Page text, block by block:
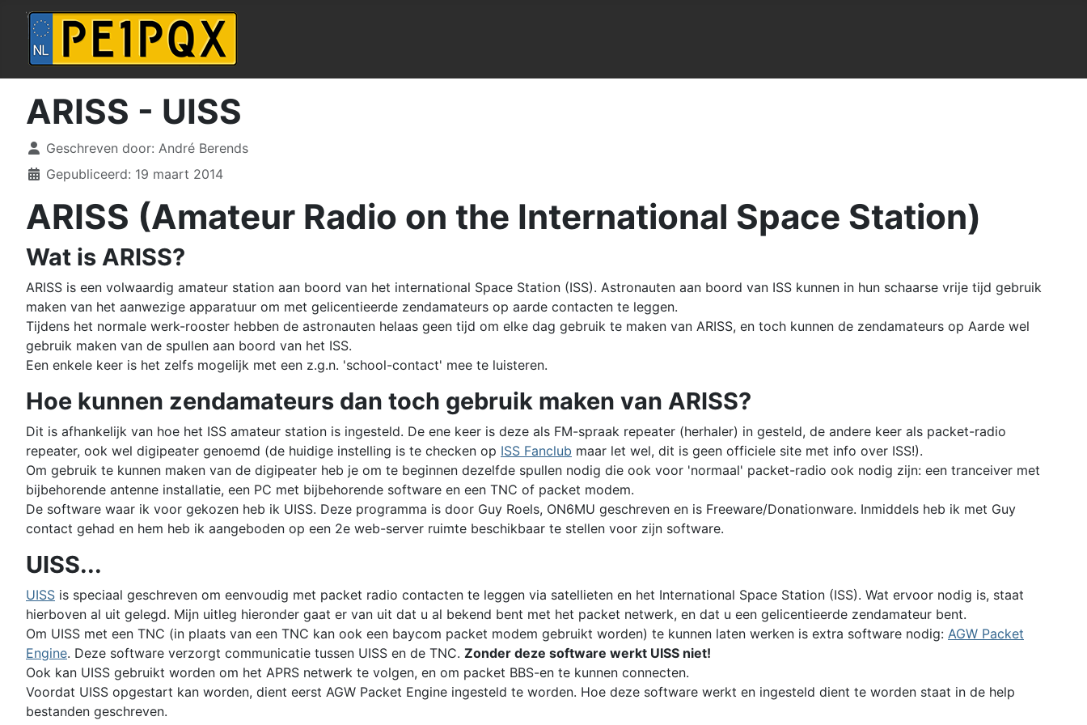
ARISS - UISS
DetailsGeschreven door: André Berends
Gepubliceerd: 19 maart 2014
ARISS (Amateur Radio on the International Space Station)
Wat is ARISS?
ARISS is een volwaardig amateur station aan boord van het international Space Station (ISS). Astronauten aan boord van ISS kunnen in hun schaarse vrije tijd gebruik
maken van het aanwezige apparatuur om met gelicentieerde zendamateurs op aarde contacten te leggen.
Tijdens het normale werk-rooster hebben de astronauten helaas geen tijd om elke dag gebruik te maken van ARISS, en toch kunnen de zendamateurs op Aarde wel
gebruik maken van de spullen aan boord van het ISS.
Een enkele keer is het zelfs mogelijk met een z.g.n. 'school-contact' mee te luisteren.
Hoe kunnen zendamateurs dan toch gebruik maken van ARISS?
Dit is afhankelijk van hoe het ISS amateur station is ingesteld. De ene keer is deze als FM-spraak repeater (herhaler) in gesteld, de andere keer als packet-radio
repeater, ook wel digipeater genoemd (de huidige instelling is te checken op ISS Fanclub maar let wel, dit is geen officiele site met info over ISS!).
Om gebruik te kunnen maken van de digipeater heb je om te beginnen dezelfde spullen nodig die ook voor 'normaal' packet-radio ook nodig zijn: een tranceiver met
bijbehorende antenne installatie, een PC met bijbehorende software en een TNC of packet modem.
De software waar ik voor gekozen heb ik UISS. Deze programma is door Guy Roels, ON6MU geschreven en is Freeware/Donationware. Inmiddels heb ik met Guy
contact gehad en hem heb ik aangeboden op een 2e web-server ruimte beschikbaar te stellen voor zijn software.
UISS...
UISS is speciaal geschreven om eenvoudig met packet radio contacten te leggen via satellieten en het International Space Station (ISS). Wat ervoor nodig is, staat
hierboven al uit gelegd. Mijn uitleg hieronder gaat er van uit dat u al bekend bent met het packet netwerk, en dat u een gelicentieerde zendamateur bent.
Om UISS met een TNC (in plaats van een TNC kan ook een baycom packet modem gebruikt worden) te kunnen laten werken is extra software nodig: AGW Packet
Engine. Deze software verzorgt communicatie tussen UISS en de TNC. Zonder deze software werkt UISS niet!
Ook kan UISS gebruikt worden om het APRS netwerk te volgen, en om packet BBS-en te kunnen connecten.
Voordat UISS opgestart kan worden, dient eerst AGW Packet Engine ingesteld te worden. Hoe deze software werkt en ingesteld dient te worden staat in de help
bestanden geschreven.